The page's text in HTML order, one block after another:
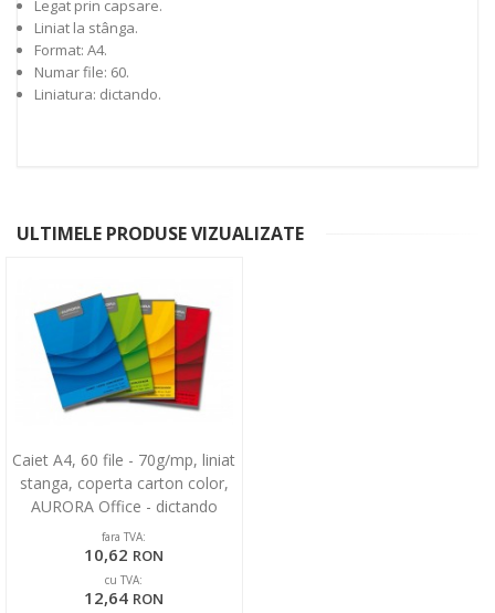
Legat prin capsare.
Liniat la stânga.
Format: A4.
Numar file: 60.
Liniatura: dictando.
ULTIMELE PRODUSE VIZUALIZATE
Caiet A4, 60 file - 70g/mp, liniat
stanga, coperta carton color,
AURORA Office - dictando
fara TVA:
10,62 RON
cu TVA:
12,64 RON